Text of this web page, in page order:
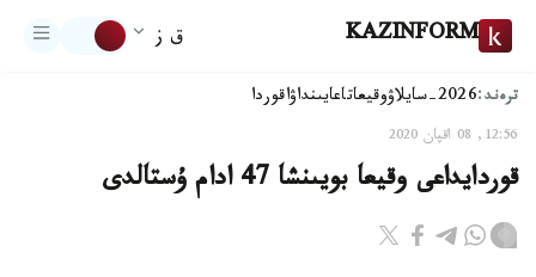
KAZINFORM ق ز
ترەند:2026-سايلاۋ وقيعاتاعايىنداۋاقوردا
12:56, 08 اقپان 2020
قوردايداعى وقيعا بويىنشا 47 ادام ۇستالدى